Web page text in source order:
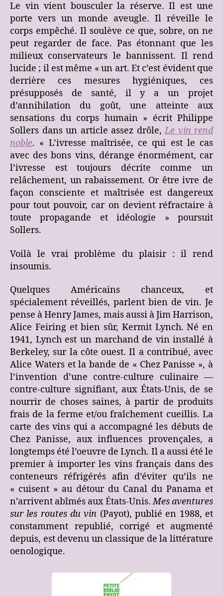
Le vin vient bousculer la réserve. Il est une
porte vers un monde aveugle. Il réveille le
corps empêché. Il soulève ce que, sobre, on ne
peut regarder de face. Pas étonnant que les
milieux conservateurs le bannissent. Il rend
lucide ; il est même « un art. Et c’est évident que
derrière ces mesures hygiéniques, ces
présupposés de santé, il y a un projet
d’annihilation du goût, une atteinte aux
sensations du corps humain » écrit Philippe
Sollers dans un article assez drôle,Le vin rend
noble. « L’ivresse maîtrisée, ce qui est le cas
avec des bons vins, dérange énormément, car
l’ivresse est toujours décrite comme un
relâchement, un rabaissement. Or être ivre de
façon consciente et maîtrisée est dangereux
pour tout pouvoir, car on devient réfractaire à
toute propagande et idéologie » poursuit
Sollers.
Voilà le vrai problème du plaisir : il rend
insoumis.
Quelques Américains chanceux, et
spécialement réveillés, parlent bien de vin. Je
pense à Henry James, mais aussi à Jim Harrison,
Alice Feiring et bien sûr, Kermit Lynch. Né en
1941, Lynch est un marchand de vin installé à
Berkeley, sur la côte ouest. Il a contribué, avec
Alice Waters et la bande de « Chez Panisse », à
l’invention d’une contre-culture culinaire —
contre-culture signifiant, aux États-Unis, de se
nourrir de choses saines, à partir de produits
frais de la ferme et/ou fraîchement cueillis. La
carte des vins qui a accompagné les débuts de
Chez Panisse, aux influences provençales, a
longtemps été l’oeuvre de Lynch. Il a aussi été le
premier à importer les vins français dans des
conteneurs réfrigérés afin d’éviter qu’ils ne
« cuisent » au détour du Canal du Panama et
n’arrivent abîmés aux États-Unis.Mes aventures
sur les routes du vin (Payot), publié en 1988, et
constamment republié, corrigé et augmenté
depuis, est devenu un classique de la littérature
oenologique.